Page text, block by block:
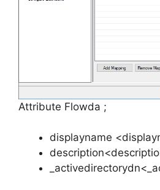
Attribute Flowda ;
displayname